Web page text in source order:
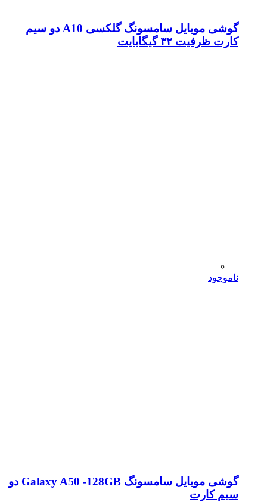
گوشی موبايل سامسونگ گلکسی A10 دو سیم
کارت ظرفیت ۳۲ گیگابایت
ناموجود
گوشی موبایل سامسونگ Galaxy A50 -128GB دو
سیم کارت